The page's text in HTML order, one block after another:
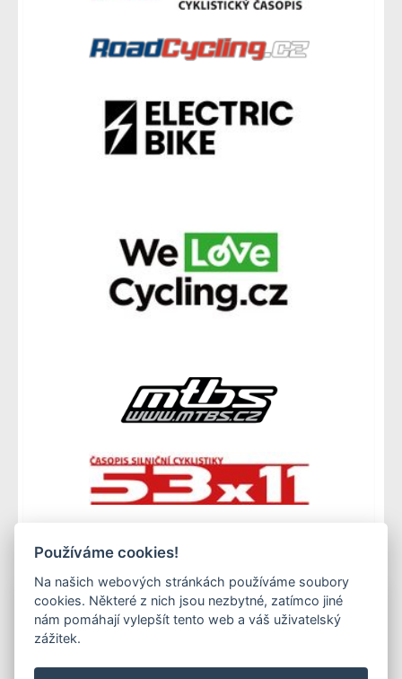
Copyright © Všechna práva vyhrazena. 1996-2026
ABF a.s.
Používáme cookies!
Na našich webových stránkách používáme soubory
cookies. Některé z nich jsou nezbytné, zatímco jiné
nám pomáhají vylepšít tento web a váš uživatelský
zážitek.